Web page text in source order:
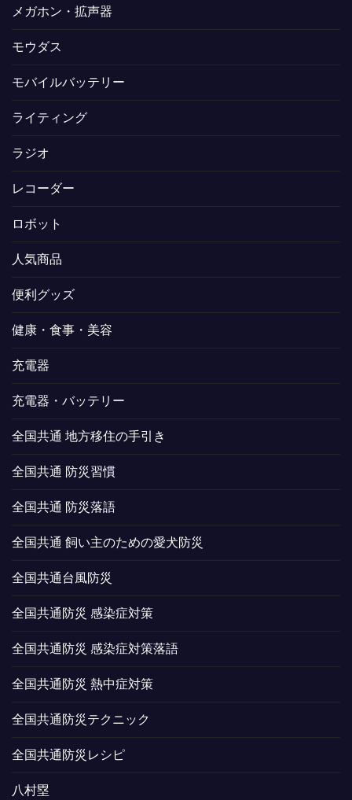
メガホン・拡声器
モウダス
モバイルバッテリー
ライティング
ラジオ
レコーダー
ロボット
人気商品
便利グッズ
健康・食事・美容
充電器
充電器・バッテリー
全国共通 地方移住の手引き
全国共通 防災習慣
全国共通 防災落語
全国共通 飼い主のための愛犬防災
全国共通台風防災
全国共通防災 感染症対策
全国共通防災 感染症対策落語
全国共通防災 熱中症対策
全国共通防災テクニック
全国共通防災レシピ
八村塁